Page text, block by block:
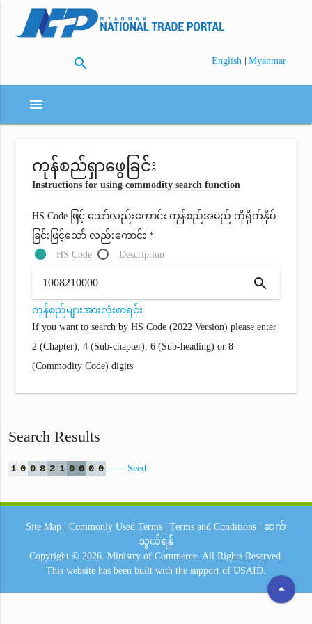
search English | Myanmar
menu
ကုန်စည်ရှာဖွေခြင်း
Instructions for using commodity search function
HS Code ဖြင့် သော်လည်းကောင်း ကုန်စည်အမည် ကိုရိုက်နှိပ်
ခြင်းဖြင့်သော် လည်းကောင်း *
HS Code
Description
search
ကုန်စည်များအားလုံးစာရင်း
If you want to search by HS Code (2022 Version) please enter
2 (Chapter), 4 (Sub-chapter), 6 (Sub-heading) or 8
(Commodity Code) digits
Search Results
1 0 0 8 2 1 0 0 0 0 - - - Seed
arrow_drop_up
Site Map Commonly Used Terms Terms and Conditions
ဆက်
သွယ်ရန်
Copyright © 2026. Ministry of Commerce. All Rights Reserved.
This website has been built with the support of USAID.